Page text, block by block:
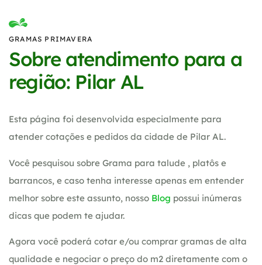
GRAMAS PRIMAVERA
Sobre atendimento para a
região: Pilar AL
Esta página foi desenvolvida especialmente para
atender cotações e pedidos da cidade de Pilar AL.
Você pesquisou sobre Grama para talude , platôs e
barrancos, e caso tenha interesse apenas em entender
melhor sobre este assunto, nosso Blog possui inúmeras
dicas que podem te ajudar.
Agora você poderá cotar e/ou comprar gramas de alta
qualidade e negociar o preço do m2 diretamente com o